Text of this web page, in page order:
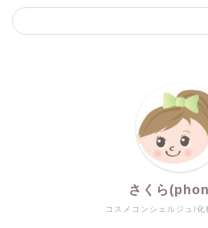
コスメコンシェルジュ/化
さくら